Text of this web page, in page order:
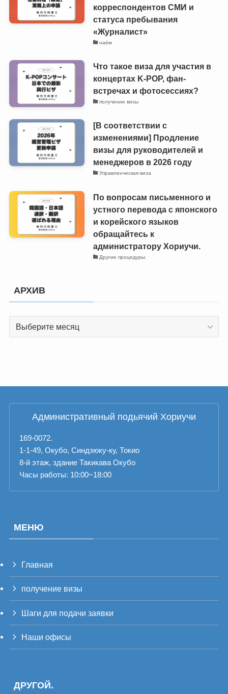
корреспондентов СМИ и
статуса пребывания
«Журналист»
наём
Что такое виза для участия в
концертах K-POP, фан-
встречах и фотосессиях?
получение визы
[В соответствии с
изменениями] Продление
визы для руководителей и
менеджеров в 2026 году
Управленческая виза
По вопросам письменного и
устного перевода с японского
и корейского языков
обращайтесь к
администратору Хориучи.
Другие процедуры.
АРХИВ
Административный подьячий Хориучи
169-0072.
1-1-49, Окубо, Синдзюку-ку, Токио
8-й этаж, здание Такикава Окубо
Часы работы: 10:00~18:00
МЕНЮ
Главная
получение визы
Шаги для подачи заявки
Наши офисы
ДРУГОЙ.
FR
PT_BR